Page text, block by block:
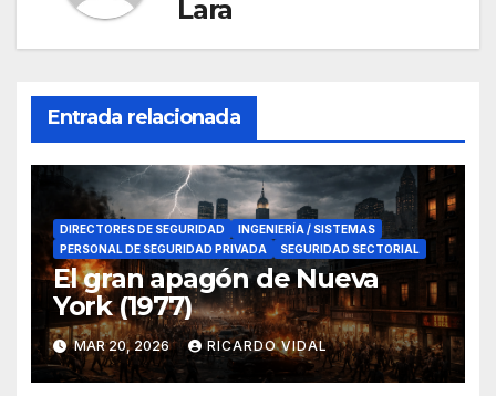
Lara
Entrada relacionada
DIRECTORES DE SEGURIDAD
INGENIERÍA / SISTEMAS
PERSONAL DE SEGURIDAD PRIVADA
SEGURIDAD SECTORIAL
El gran apagón de Nueva
York (1977)
MAR 20, 2026 RICARDO VIDAL